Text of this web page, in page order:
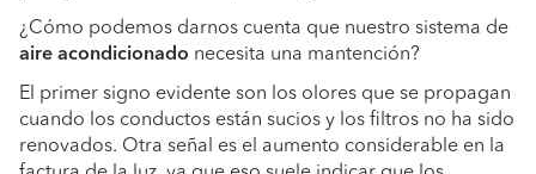
¿Cómo podemos darnos cuenta que nuestro sistema de
aire acondicionado necesita una mantención?
El primer signo evidente son los olores que se propagan
cuando los conductos están sucios y los filtros no ha sido
renovados. Otra señal es el aumento considerable en la